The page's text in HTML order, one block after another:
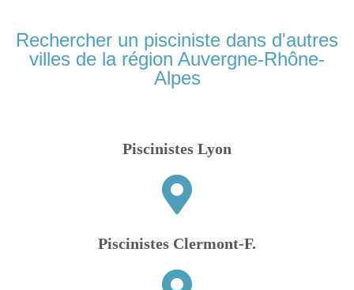
Rechercher un pisciniste dans d'autres
villes de la région Auvergne-Rhône-
Alpes
Piscinistes Lyon
Piscinistes Clermont-F.